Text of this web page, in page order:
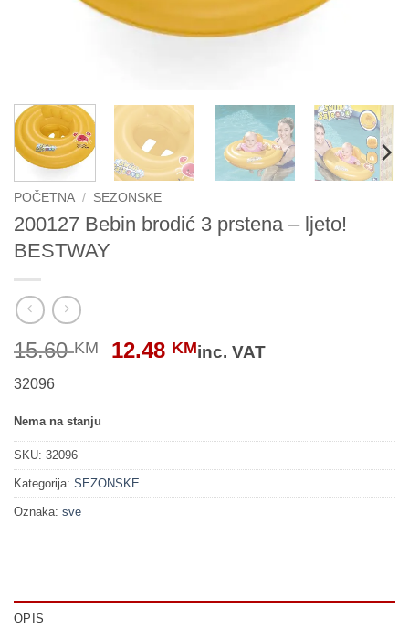
POČETNA / SEZONSKE
200127 Bebin brodić 3 prstena – ljeto!
BESTWAY
15.60KM
Original
12.48 KMCurrent
inc. VAT
32096
Nema na stanju
SKU: 32096
Kategorija: SEZONSKE
Oznaka: sve
OPIS